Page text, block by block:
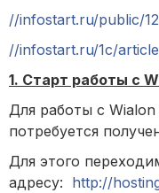
//infostart.ru/public/
//infostart.ru/1c/
1. Старт работы с
Для работы с
потребуется
Для этого
адресу: http://